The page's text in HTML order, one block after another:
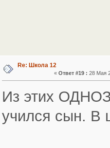
Re: Школа 12
«Ответ #19 : 28 Мая
Из этих
учился сын. В